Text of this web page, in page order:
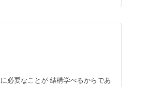
必要なことが 結構学べるからであ